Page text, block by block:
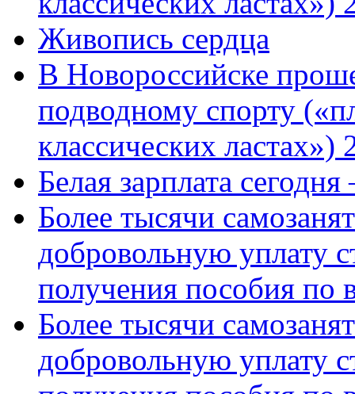
Живопись сердца
В Новороссийске
подводному спорту
классических ластах»)
Белая зарплата
Более тысячи
добровольную уплату
получения пособия по
Более тысячи
добровольную уплату